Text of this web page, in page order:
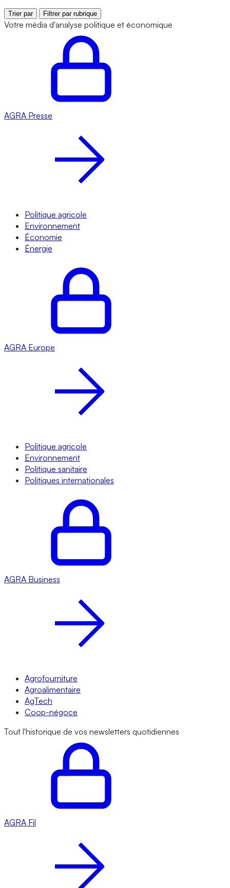
Trier par Filtrer par rubrique
Votre média d'analyse politique et économique
AGRA Presse
Politique agricole
Environnement
Économie
Énergie
AGRA Europe
Politique agricole
Environnement
Politique sanitaire
Politiques internationales
AGRA Business
Agrofourniture
Agroalimentaire
AgTech
Coop-négoce
Tout l'historique de vos newsletters quotidiennes
AGRA Fil